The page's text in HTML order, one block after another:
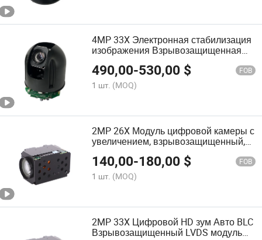
4MP 33X Электронная стабилизация
изображения Взрывозащищенная
купольная камера модуль
490,00-530,00 $ FOB
1 шт. (MOQ)
2MP 26X Модуль цифровой камеры с
увеличением, взрывозащищенный,
140,00-180,00 $ FOB
1 шт. (MOQ)
2MP 33X Цифровой HD зум Авто BLC
Взрывозащищенный LVDS модуль